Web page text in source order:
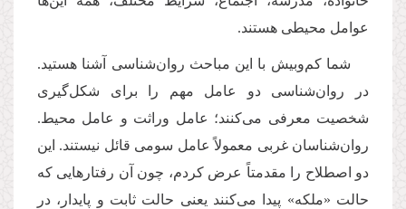
عوامل محیطی هستند.
شما کم‌وبیش با این مباحث روان‌شناسی آشنا هستید.
در روان‌شناسی دو عامل مهم را برای شکل‌گیری
شخصیت معرفی می‌کنند؛ عامل وراثت و عامل محیط.
روان‌شناسان غربی معمولاً عامل سومی قائل نیستند. این
دو اصطلاح را مقدمتاً عرض کردم، چون آن رفتارهایی که
حالت «ملکه» پیدا می‌کنند یعنی حالت ثابت و پایدار، در